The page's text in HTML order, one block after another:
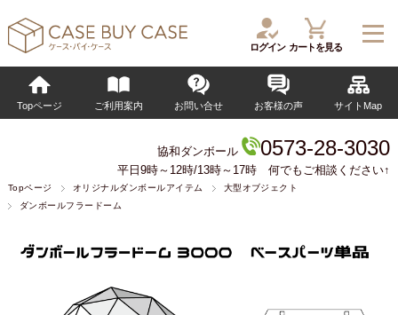
ログイン カートを見る
Topページ ご利用案内 お問い合せ お客様の声 サイトMap
協和ダンボール 0573-28-3030
平日9時～12時/13時～17時 何でもご相談ください↑
Topページ オリジナルダンボールアイテム
大型オブジェクト
ダンボールフラードーム